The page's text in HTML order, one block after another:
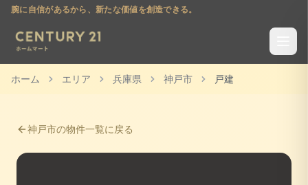
腕に自信があるから、新たな価値を創造できる。
ホーム エリア 兵庫県 神戸市 戸建
神戸市の物件一覧に戻る